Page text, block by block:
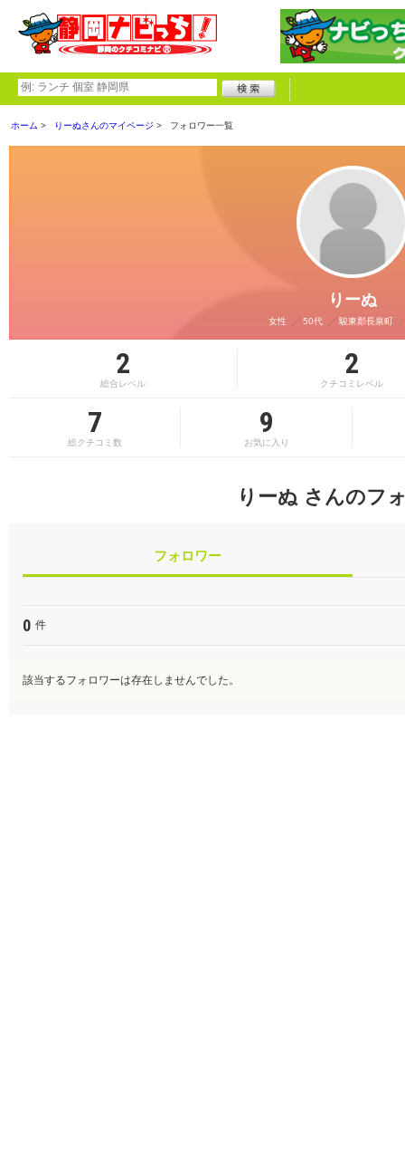
ホーム りーぬさんのマイページ フォロワー一覧
りーぬ
女性 50代 駿東郡長泉町
2
総合レベル
2
クチコミレベル
7
総クチコミ数
9
お気に入り
りーぬ さんのフ
フォロワー
0 件
該当するフォロワーは存在しませんでした。